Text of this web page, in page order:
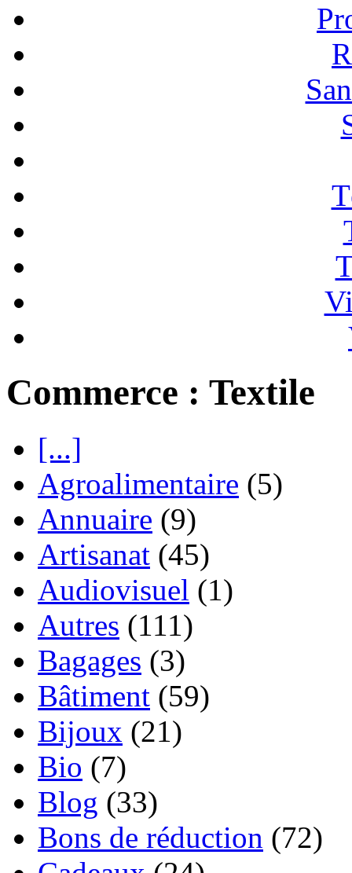
Commerce : Textile
[...]
Agroalimentaire (5)
Annuaire (9)
Artisanat (45)
Audiovisuel (1)
Autres (111)
Bagages (3)
Bâtiment (59)
Bijoux (21)
Bio (7)
Blog (33)
Bons de réduction (72)